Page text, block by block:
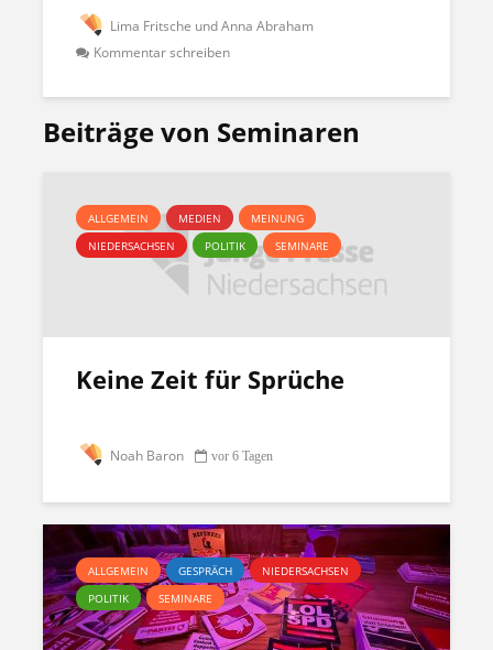
Lima Fritsche und Anna Abraham
Kommentar schreiben
Beiträge von Seminaren
ALLGEMEIN MEDIEN
MEINUNG
NIEDERSACHSEN
POLITIK SEMINARE
Keine Zeit für Sprüche
Noah Baron vor 6 Tagen
ALLGEMEIN GESPRÄCH
NIEDERSACHSEN
POLITIK
SEMINARE